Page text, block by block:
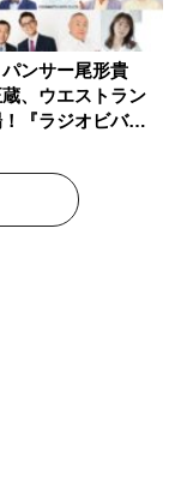
ンサー尾形貴
、ウエストラン
！『ラジオビバリ